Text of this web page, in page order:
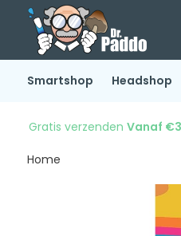
Smartshop Headshop
Gratis verzenden Vanaf
Home